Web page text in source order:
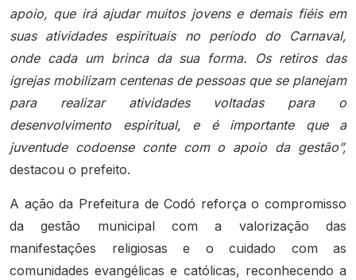
apoio, que irá ajudar muitos jovens e demais fiéis em
suas atividades espirituais no período do Carnaval,
onde cada um brinca da sua forma. Os retiros das
igrejas mobilizam centenas de pessoas que se planejam
para realizar atividades voltadas para o
desenvolvimento espiritual, e é importante que a
juventude codoense conte com o apoio da gestão”,
destacou o prefeito.
A ação da Prefeitura de Codó reforça o compromisso
da gestão municipal com a valorização das
manifestações religiosas e o cuidado com as
comunidades evangélicas e católicas, reconhecendo a